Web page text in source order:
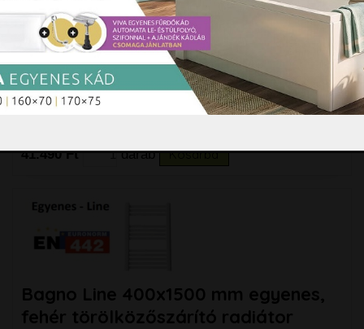
Bagno Line 400x1750 mm egyenes,
fehér törölközőszárító radiátor
Bagno Line törölközőszárító radiátor Olasz
gyártmányú, "D"profilú, Eu papírral rendelkező
csőradiátor. Méret:
bővebben »
41.490 Ft darab Kosárba
Bagno Line 400x1500 mm egyenes,
fehér törölközőszárító radiátor